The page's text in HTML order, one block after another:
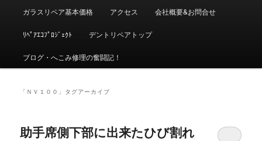
ガラスリペア基本価格 アクセス 会社概要&お問合せ
ﾘﾍﾟｱｴｺﾌﾟﾛｼﾞｪｸﾄ デントリペアトップ
ブログ・へこみ修理の奮闘記！
「 ＮＶ１００ 」タグアーカイブ
助手席側下部に出来たひび割れ